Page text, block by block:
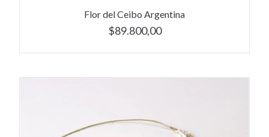
Flor del Ceibo Argentina
$89.800,00